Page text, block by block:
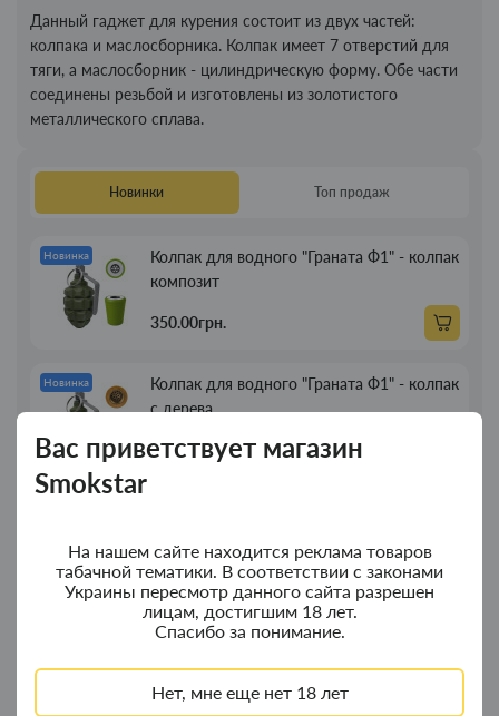
Вас приветствует магазин
Smokstar
На нашем сайте находится реклама товаров
табачной тематики. В соответствии с законами
Украины пересмотр данного сайта разрешен
лицам, достигшим 18 лет.
Спасибо за понимание.
Нет, мне еще нет 18 лет
Данный гаджет для курения состоит из двух частей:
колпака и маслосборника. Колпак имеет 7 отверстий для
тяги, а маслосборник - цилиндрическую форму. Обе части
соединены резьбой и изготовлены из золотистого
металлического сплава.
Новинки Топ продаж
Новинка
Колпак для водного "Граната Ф1" - колпак
композит
350.00грн.
Новинка
Колпак для водного "Граната Ф1" - колпак
с дерева
380.00грн.
269.00грн.
Трубка для курения деревянная прямая
89.00грн.